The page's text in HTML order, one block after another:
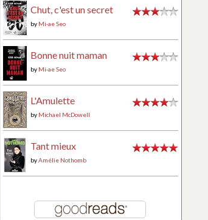
Chut, c'est un secret
by Mi-ae Seo
Bonne nuit maman
by Mi-ae Seo
L'Amulette
by Michael McDowell
Tant mieux
byAmélie Nothomb